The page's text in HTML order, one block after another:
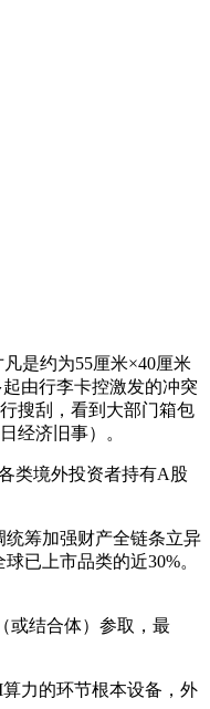
是约为55厘米×40厘米
由行李卡控激发的冲突
搜刮，看到大部门箱包
经济旧事）。
类境外投资者持有A股
筹加强财产全链条立异
已上市品类的近30%。
或结合体）参取，最
力的环节根本设备，外